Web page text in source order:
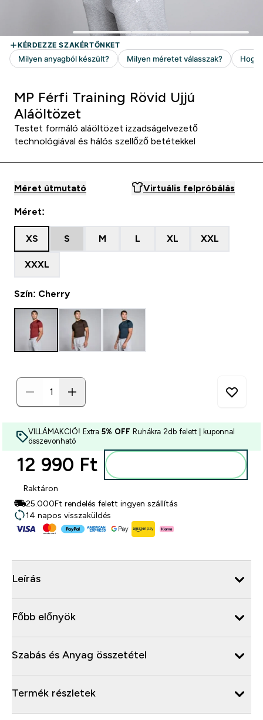
MP Férfi Training Rövid Ujjú
Aláöltözet
Testet formáló aláöltözet izzadságelvezető
technológiával és hálós szellőző betétekkel
Méret útmutató Virtuális felpróbálás
Méret:
XS S M L XL XXL
XXXL
Szín: Cherry
VILLÁMAKCIÓ! Extra 5% OFF Ruhákra 2db felett | kuponnal
összevonható
12 990 Ft‎
Raktáron
25.000Ft rendelés felett ingyen szállítás
14 napos visszaküldés
Leírás
Főbb előnyök
Szabás és Anyag összetétel
Termék részletek